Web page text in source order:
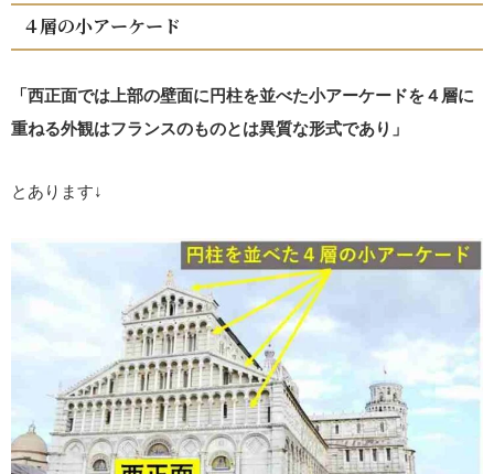
４層の小アーケード
「西正面では上部の壁面に円柱を並べた小アーケードを４層に
重ねる外観はフランスのものとは異質な形式であり」
とあります↓